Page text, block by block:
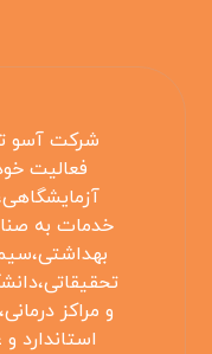
شرکت آسو
فعالیت
خدمات به
و مراکز
استاندارد